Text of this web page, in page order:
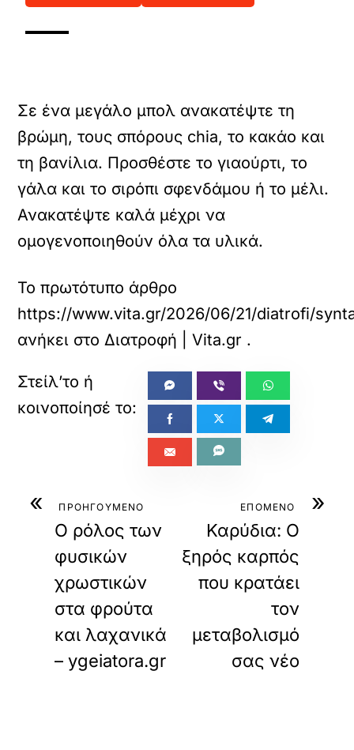
Σε ένα μεγάλο μπολ ανακατέψτε τη
βρώμη, τους σπόρους chia, το κακάο και
τη βανίλια. Προσθέστε το γιαούρτι, το
γάλα και το σιρόπι σφενδάμου ή το μέλι.
Ανακατέψτε καλά μέχρι να
ομογενοποιηθούν όλα τα υλικά.
Το πρωτότυπο άρθρο
https://www.vita.gr/2026/06/21/diatrofi/
ανήκει στοΔιατροφή | Vita.gr .
« ΠΡΟΗΓΟΥΜΕΝΟ
Ο ρόλος των
φυσικών
χρωστικών
στα φρούτα
και λαχανικά
– ygeiatora.gr
»
ΕΠΟΜΕΝΟ
Καρύδια: Ο
ξηρός καρπός
που κρατάει
τον
μεταβολισμό
σας νέο